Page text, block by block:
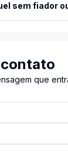
sem fiador
que